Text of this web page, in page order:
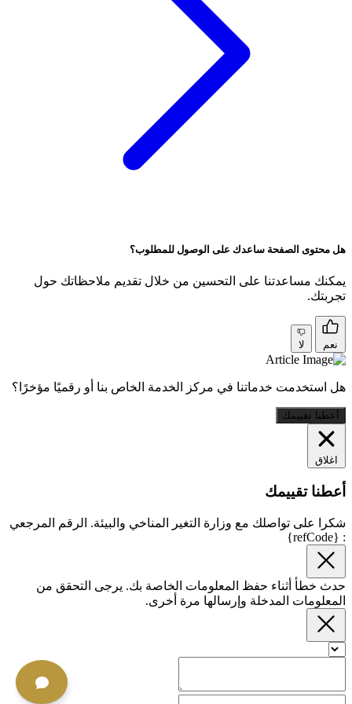
هل محتوى الصفحة ساعدك على الوصول للمطلوب؟
يمكنك مساعدتنا على التحسين من خلال تقديم ملاحظاتك حول
تجربتك.
نعم لا
هل استخدمت خدماتنا في مركز الخدمة الخاص بنا أو رقميًا مؤخرًا؟
أعطنا تقييمك
اغلاق
أعطنا تقييمك
شكرا على تواصلك مع وزارة التغير المناخي والبيئة. الرقم المرجعي
: {refCode}
حدث خطأ أثناء حفظ المعلومات الخاصة بك. يرجى التحقق من
المعلومات المدخلة وإرسالها مرة أخرى.